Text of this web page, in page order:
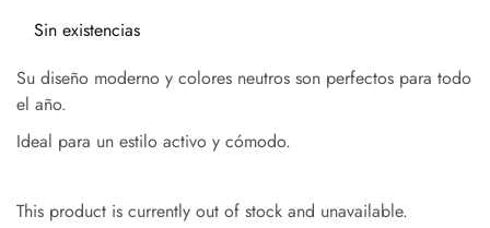
Sin existencias
Su diseño moderno y colores neutros son perfectos para todo
el año.
Ideal para un estilo activo y cómodo.
This product is currently out of stock and unavailable.